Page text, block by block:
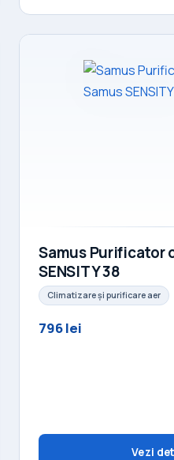
Samus Purificator
SENSITY 38
Climatizare și purificare aer
796 lei
Vezi